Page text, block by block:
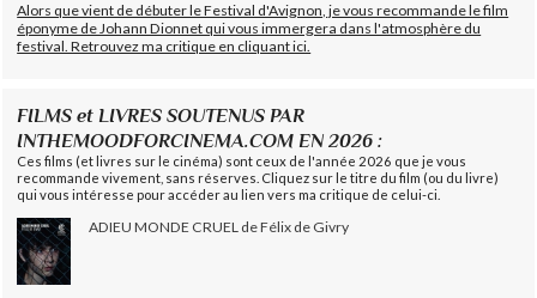
Alors que vient de débuter le Festival d'Avignon, je vous recommande le film
éponyme de Johann Dionnet qui vous immergera dans l'atmosphère du
festival. Retrouvez ma critique en cliquant ici.
FILMS et LIVRES SOUTENUS PAR
INTHEMOODFORCINEMA.COM EN 2026 :
Ces films (et livres sur le cinéma) sont ceux de l'année 2026 que je vous
recommande vivement, sans réserves. Cliquez sur le titre du film (ou du livre)
qui vous intéresse pour accéder au lien vers ma critique de celui-ci.
ADIEU MONDE CRUEL de Félix de Givry